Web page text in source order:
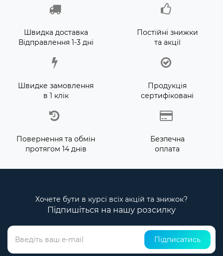
Швидка доставка
Відправлення 1-3 дні
Постійні знижки
та акції
Швидке замовлення
в 1 клік
Продукція
сертифіковані
Повернення та обмін
протягом 14 днів
Безпечна
оплата
Хочете бути в курсі всіх акцій та знижок?
Підпишіться на нашу розсилку
Підписатись